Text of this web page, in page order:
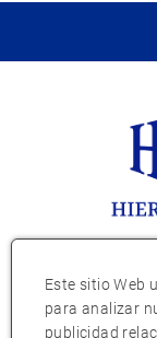
Este sitio Web
para analizar
publicidad